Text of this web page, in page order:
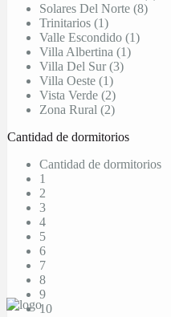
Solares Del Norte (8)
Trinitarios (1)
Valle Escondido (1)
Villa Albertina (1)
Villa Del Sur (3)
Villa Oeste (1)
Vista Verde (2)
Zona Rural (2)
Cantidad de dormitorios
Cantidad de dormitorios
1
2
3
4
5
6
7
8
9
10